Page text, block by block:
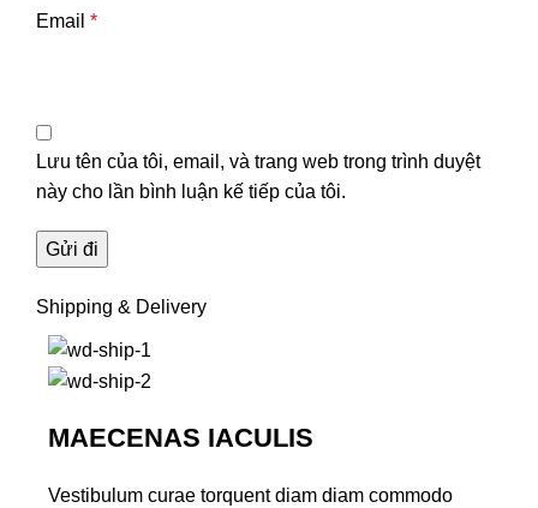
Email *
Lưu tên của tôi, email, và trang web trong trình duyệt
này cho lần bình luận kế tiếp của tôi.
Shipping & Delivery
MAECENAS IACULIS
Vestibulum curae torquent diam diam commodo